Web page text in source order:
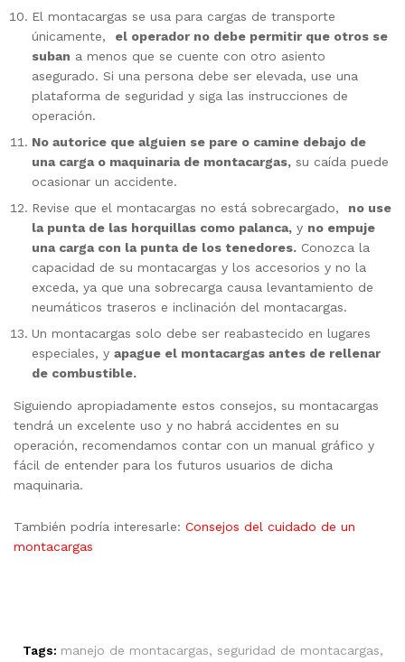
El montacargas se usa para cargas de transporte
únicamente,
el operador no debe permitir que otros se
suban a menos que se cuente con otro asiento
asegurado. Si una persona debe ser elevada, use una
plataforma de seguridad y siga las instrucciones de
operación.
No autorice que alguien se pare o camine debajo de
una carga o maquinaria de montacargas, su caída puede
ocasionar un accidente.
Revise que el montacargas no está sobrecargado,
no use
la punta de las horquillas como palanca, y no empuje
una carga con la punta de los tenedores. Conozca la
capacidad de su montacargas y los accesorios y no la
exceda, ya que una sobrecarga causa levantamiento de
neumáticos traseros e inclinación del montacargas.
Un montacargas solo debe ser reabastecido en lugares
especiales, y apague el montacargas antes de rellenar
de combustible.
Siguiendo apropiadamente estos consejos, su montacargas
tendrá un excelente uso y no habrá accidentes en su
operación, recomendamos contar con un manual gráfico y
fácil de entender para los futuros usuarios de dicha
maquinaria.
También podría interesarle: Consejos del cuidado de un
montacargas
Tags: manejo de montacargas, seguridad de montacargas,